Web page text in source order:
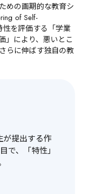
めの画期的な教育シ
of Self-
性を評価する「学業
」により、悪いとこ
らに伸ばす独自の教
が提出する作
で、「特性」